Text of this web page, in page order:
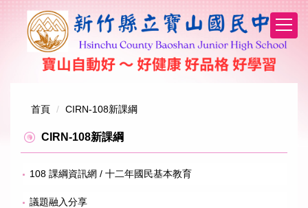
首頁
CIRN-108新課綱
CIRN-108新課綱
108 課綱資訊網 / 十二年國民基本教育
議題融入分享